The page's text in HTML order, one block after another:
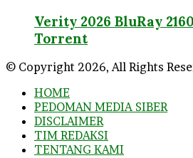
Verity 2026 BluRay
Torrent
© Copyright 2026, All Rights
HOME
PEDOMAN MEDIA SIBER
DISCLAIMER
TIM REDAKSI
TENTANG KAMI